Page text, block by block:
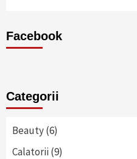
Facebook
Categorii
Beauty(6)
Calatorii(9)